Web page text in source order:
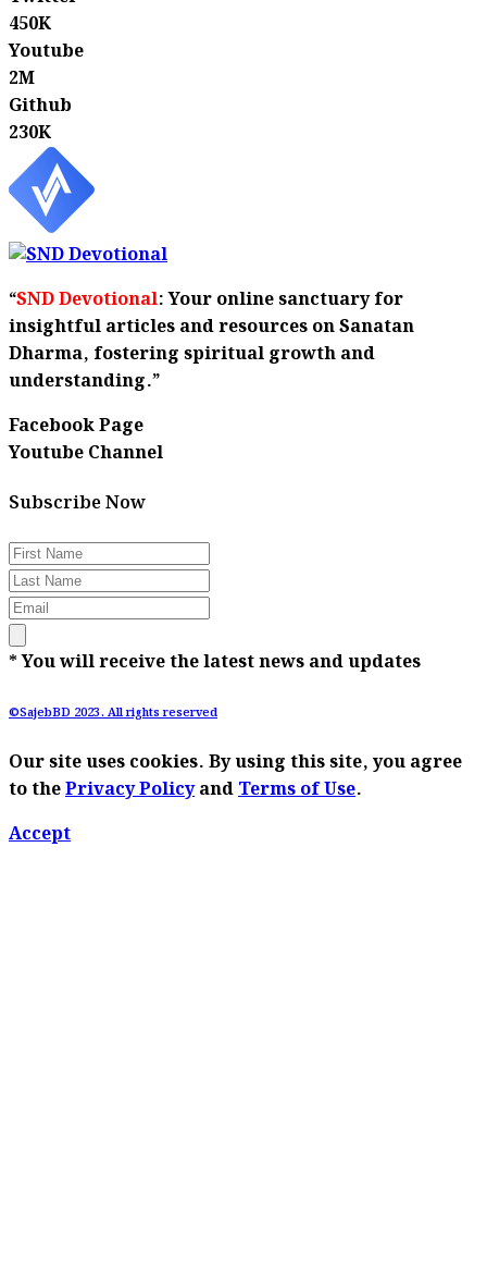
450K
Youtube
2M
Github
230K
“SND Devotional: Your online sanctuary for
insightful articles and resources on Sanatan
Dharma, fostering spiritual growth and
understanding.”
Facebook Page
Youtube Channel
Subscribe Now
* You will receive the latest news and updates
©SajebBD 2023. All rights reserved
Our site uses cookies. By using this site, you agree
to thePrivacy PolicyandTerms of Use.
Accept